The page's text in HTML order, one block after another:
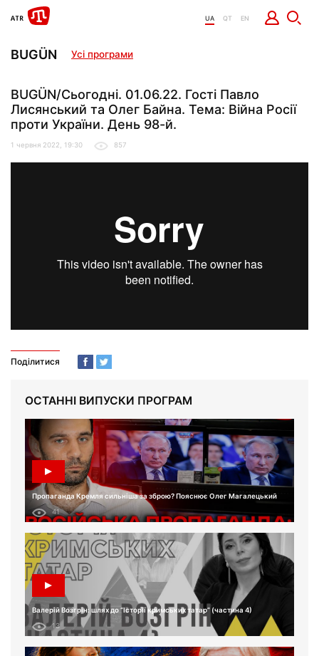
UA QT EN
BUGÜN Усі програми
BUGÜN/Сьогодні. 01.06.22. Гості Павло
Лисянський та Олег Байна. Тема: Війна Росії
проти України. День 98-й.
1 червня 2022, 19:30 857
Поділитися
ОСТАННІ ВИПУСКИ ПРОГРАМ
Пропаганда Кремля сильніша за зброю? Пояснює Олег Магалецький
41
Валерій Возгрін: шлях до “Історії кримських татар” (частина 4)
13